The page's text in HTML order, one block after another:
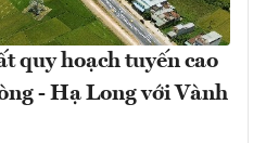
quy hoạch tuyến cao
- Hạ Long với Vành